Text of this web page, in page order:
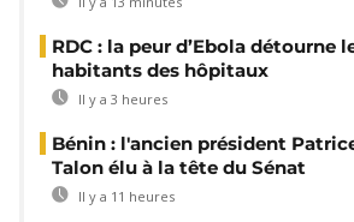
RDC : la peur d’Ebola détourne
habitants des hôpitaux
Il y a 3 heures
Bénin : l'ancien président
Talon élu à la tête du Sénat
Il y a 11 heures